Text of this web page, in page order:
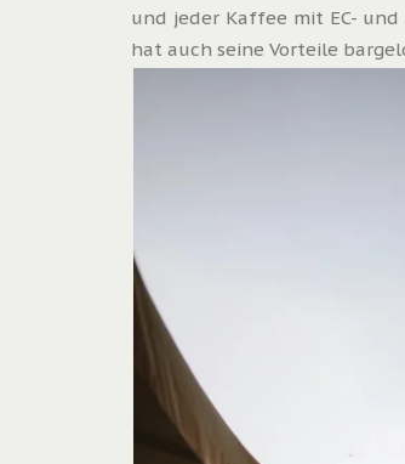
und jeder Kaffee mit EC-
hat auch seine Vorteile